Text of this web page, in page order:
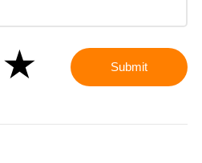
★ Submit